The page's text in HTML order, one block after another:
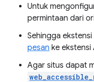
Untuk
permintaan dari
Sehingga
pesan ke ekstensi
Agar situs dapat